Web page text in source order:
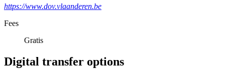
https://www.dov.vlaanderen.be
Fees
Gratis
Digital transfer options